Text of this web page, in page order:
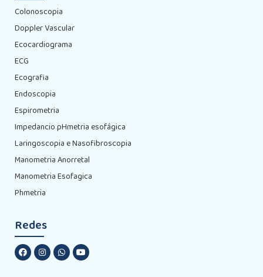
Colonoscopia
Doppler Vascular
Ecocardiograma
ECG
Ecografia
Endoscopia
Espirometria
Impedancio pHmetria esofágica
Laringoscopia e Nasofibroscopia
Manometria Anorretal
Manometria Esofagica
Phmetria
Redes